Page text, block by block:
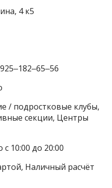
4 к5
/ подростковые клубы,
секции, Центры
10:00 до 20:00
Наличный расчёт